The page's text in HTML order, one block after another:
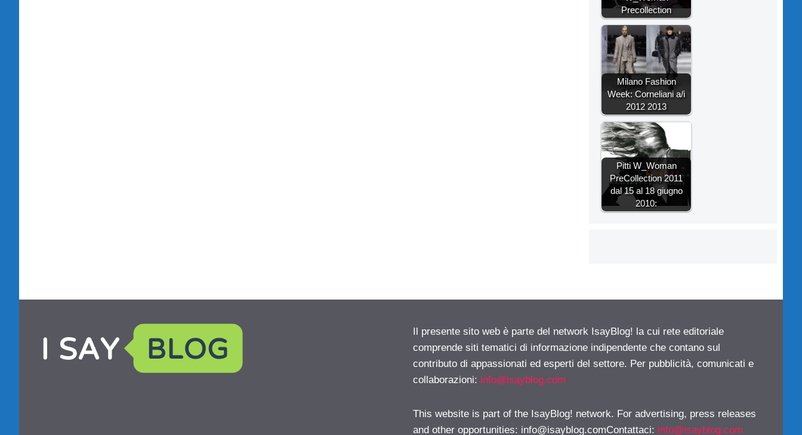
Precollection
Milano Fashion
Week: Corneliani a/i
2012 2013
Pitti W_Woman
PreCollection 2011
dal 15 al 18 giugno
2010:
Il presente sito web è parte del network IsayBlog! la cui rete editoriale
comprende siti tematici di informazione indipendente che contano sul
contributo di appassionati ed esperti del settore. Per pubblicità, comunicati e
collaborazioni: info@isayblog.com
This website is part of the IsayBlog! network. For advertising, press releases
and other opportunities: info@isayblog.comContattaci: info@isayblog.com